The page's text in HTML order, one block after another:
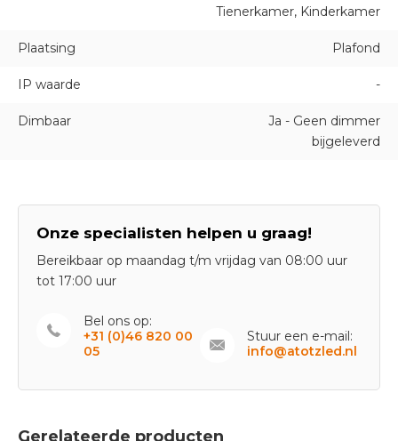
Tienerkamer, Kinderkamer
Plaatsing Plafond
IP waarde -
Dimbaar
Ja - Geen dimmer
bijgeleverd
Onze specialisten helpen u graag!
Bereikbaar op maandag t/m vrijdag van 08:00 uur
tot 17:00 uur
Bel ons op:
+31 (0)46 820 00
05
Stuur een e-mail:
info@atotzled.nl
Gerelateerde producten